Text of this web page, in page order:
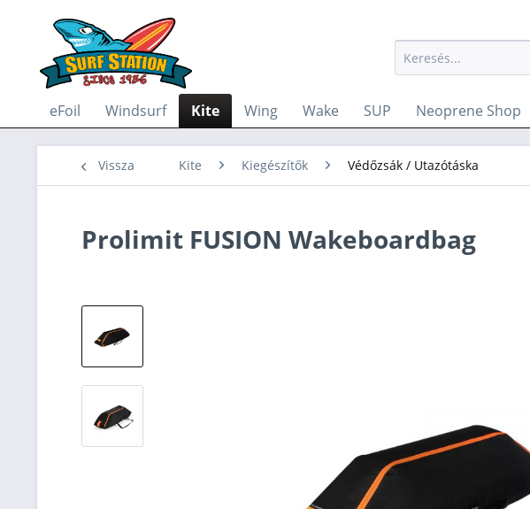
eFoil Windsurf Kite Wing Wake SUP Neoprene Shop
Vissza Kite Kiegészítők Védőzsák / Utazótáska
Prolimit FUSION Wakeboardbag